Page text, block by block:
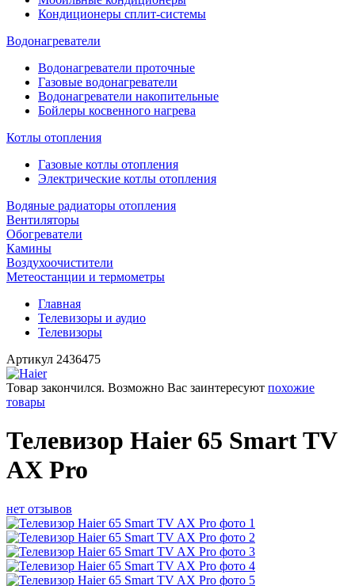
Кондиционеры сплит-системы
Водонагреватели
Водонагреватели проточные
Газовые водонагреватели
Водонагреватели накопительные
Бойлеры косвенного нагрева
Котлы отопления
Газовые котлы отопления
Электрические котлы отопления
Водяные радиаторы отопления
Вентиляторы
Обогреватели
Камины
Воздухоочистители
Метеостанции и термометры
Главная
Телевизоры и аудио
Телевизоры
Артикул 2436475
Товар закончился. Возможно Вас заинтересуют похожие
товары
Телевизор Haier 65 Smart TV
AX Pro
нет отзывов